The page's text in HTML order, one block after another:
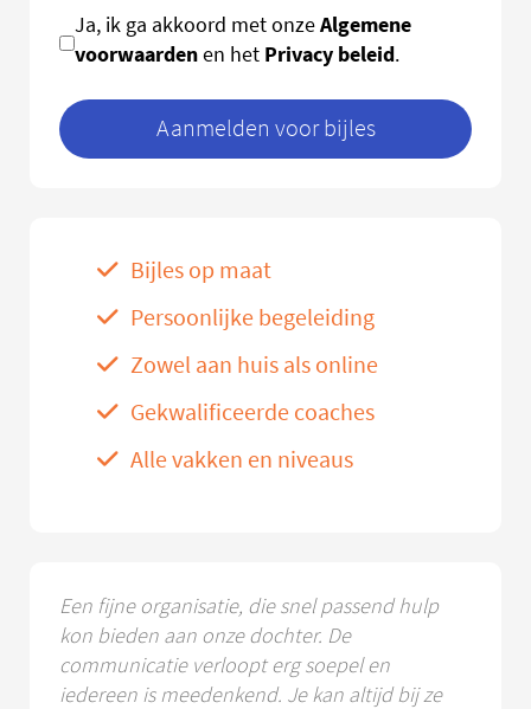
Ja, ik ga akkoord met onzeAlgemene
voorwaardenen het Privacy beleid.
Aanmelden voor bijles
Bijles op maat
Persoonlijke begeleiding
Zowel aan huis als online
Gekwalificeerde coaches
Alle vakken en niveaus
Een fijne organisatie, die snel passend hulp
kon bieden aan onze dochter. De
communicatie verloopt erg soepel en
iedereen is meedenkend. Je kan altijd bij ze